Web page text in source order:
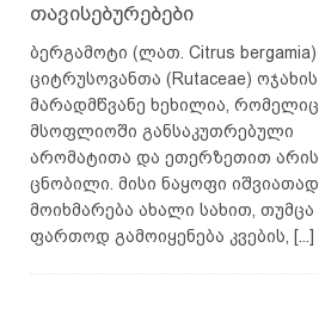
თავისებურებები
ბერგამოტი (ლათ. Citrus bergamia)
ციტრუსოვანთა (Rutaceae) ოჯახის
მარადმწვანე ხეხილია, რომელიც
მსოფლიოში განსაკუთრებული
არომატითა და ეთერზეთით არის
ცნობილი. მისი ნაყოფი იშვიათად
მოიხმარება ახალი სახით, თუმცა
ფართოდ გამოიყენება კვების,
[...]